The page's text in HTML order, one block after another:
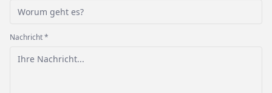
Nachricht *